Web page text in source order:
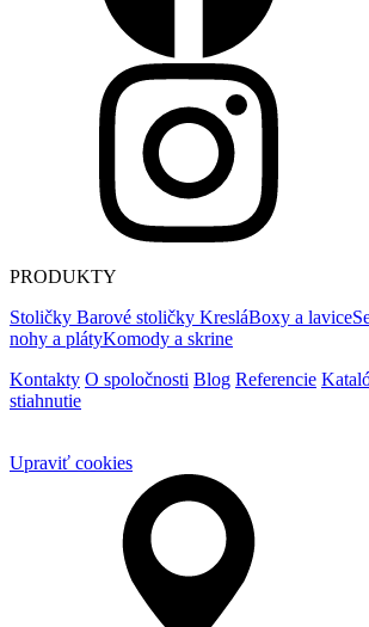
PRODUKTY
Stoličky Barové stoličky KresláBoxy a lavice
nohy a plátyKomody a skrine
Kontakty O spoločnosti Blog Referencie
stiahnutie
Upraviť cookies